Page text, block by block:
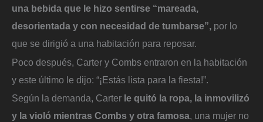
una bebida que le hizo sentirse “mareada,
desorientada y con necesidad de tumbarse”, por lo
que se dirigió a una habitación para reposar.
Poco después, Carter y Combs entraron en la habitación
y este último le dijo: “¡Estás lista para la fiesta!”.
Según la demanda, Carter le quitó la ropa, la inmovilizó
y la violó mientras Combs y otra famosa, una mujer no